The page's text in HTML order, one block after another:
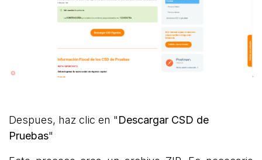
Despues, haz clic en "Descargar CSD de
Pruebas"